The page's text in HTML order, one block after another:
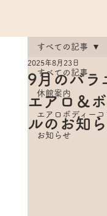
すべての記事
休館案内
エアロボディー
お知らせ
すべての記事
9月のバラ
エアロ＆
ルのお知
2025年8月23日